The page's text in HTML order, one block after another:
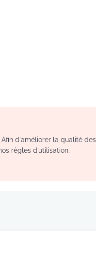
d'améliorer la qualité
règles d’utilisation.